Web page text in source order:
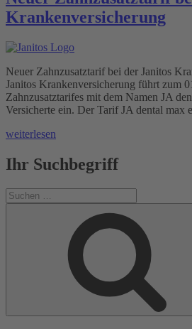
Krankenversicherung
Neuer Zahnzusatztarif bei der Janitos
Janitos Krankenversicherung führt zum
Zahnzusatztarifes mit dem Namen JA
Versicherte ein. Der Tarif JA dental max
„Neuer
bei
der
Krankenversicherung“
weiterlesen
Ihr Suchbegriff
Suchen
nach: